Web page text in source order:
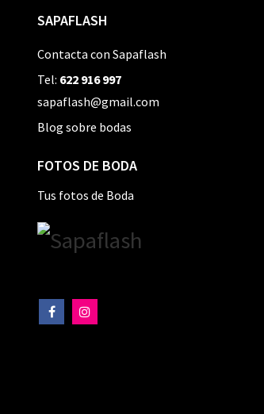
SAPAFLASH
Contacta con Sapaflash
Tel: 622 916 997
sapaflash@gmail.com
Blog sobre bodas
FOTOS DE BODA
Tus fotos de Boda